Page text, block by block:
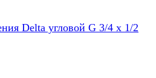
Delta угловой G 3/4 х 1/2